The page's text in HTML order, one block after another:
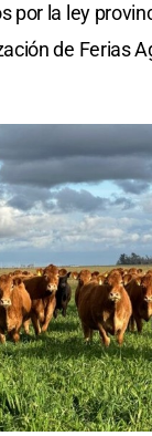
por la ley
de Ferias